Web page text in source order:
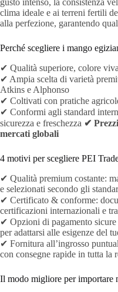
gusto intenso, la consistenza
clima ideale e ai terreni fertili
alla perfezione, garantendo
Perché scegliere i mango
✔ Qualità superiore, colore
✔ Ampia scelta di varietà
Atkins e Alphonso
✔ Coltivati con pratiche
✔ Conformi agli standard
sicurezza e freschezza ✔
mercati globali
4 motivi per scegliere PEI
✔ Qualità premium costante:
e selezionati secondo gli
✔ Certificato & conforme:
certificazioni internazionali e
✔ Opzioni di pagamento
per adattarsi alle esigenze del
✔ Fornitura all’ingrosso
con consegne rapide in tutta la
Il modo migliore per importare